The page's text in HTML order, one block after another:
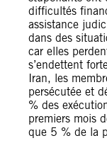
difficultés
assistance
dans des
car elles
s’endettent
Iran, les
persécutée et
% des
premiers mois
que 5 % de la